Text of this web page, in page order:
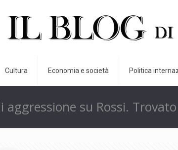
Cultura Economia e società Politica
aggressione su Rossi. Trovato